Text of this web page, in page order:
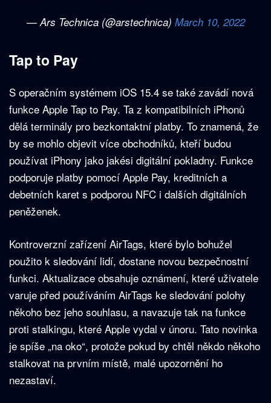
— Ars Technica (@arstechnica) March 10, 2022
Tap to Pay
S operačním systémem iOS 15.4 se také zavádí nová
funkce Apple Tap to Pay. Ta z kompatibilních iPhonů
dělá terminály pro bezkontaktní platby. To znamená, že
by se mohlo objevit více obchodníků, kteří budou
používat iPhony jako jakési digitální pokladny. Funkce
podporuje platby pomocí Apple Pay, kreditních a
debetních karet s podporou NFC i dalších digitálních
peněženek.
Kontroverzní zařízení AirTags, které bylo bohužel
použito k sledování lidí, dostane novou bezpečnostní
funkci. Aktualizace obsahuje oznámení, které uživatele
varuje před používáním AirTags ke sledování polohy
někoho bez jeho souhlasu, a navazuje tak na funkce
proti stalkingu, které Apple vydal v únoru. Tato novinka
je spíše „na oko“, protože pokud by chtěl někdo někoho
stalkovat na prvním místě, malé upozornění ho
nezastaví.